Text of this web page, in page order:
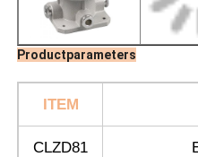
Productparameters
ITEM
CLZD81